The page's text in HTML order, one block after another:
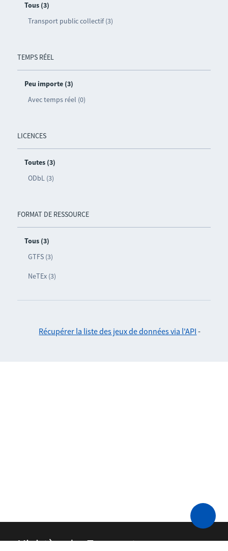
Tous (3)
Transport public collectif (3)
TEMPS RÉEL
Peu importe (3)
Avec temps réel (0)
LICENCES
Toutes (3)
ODbL (3)
FORMAT DE RESSOURCE
Tous (3)
GTFS (3)
NeTEx (3)
Récupérer la liste des jeux de données via l'API -
Ministère des Transports